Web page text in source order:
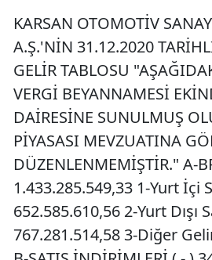
KARSAN OTOMOTİV
A.Ş.'NİN 31.12.2020
GELİR TABLOSU
VERGİ BEYANNAMESİ
DAİRESİNE SUNULMUŞ
PİYASASI MEVZUATINA
DÜZENLENMEMİŞTİR." A-
1.433.285.549,33 1-Yurt İçi
652.585.610,56 2-Yurt Dışı
767.281.514,58 3-Diğer